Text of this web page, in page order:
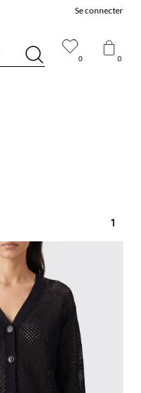
1
0 0
Se connecter